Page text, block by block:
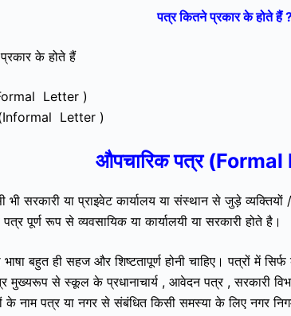
पत्र कितने प्रकार के होते हैं
के होते हैं
Letter )
(Informal Letter )
औपचारिक पत्र
सरकारी या प्राइवेट कार्यालय या संस्थान से जुड़े
पूर्ण रूप से व्यवसायिक या कार्यालयी या सरकारी होते है।
भाषा बहुत ही सहज औरशिष्टतापूर्ण होनी चाहिए।पत्रों में
से स्कूल के प्रधानाचार्य , आवेदन पत्र , सरकारी
नाम पत्र या नगर से संबंधित किसी समस्या के लिए नगर